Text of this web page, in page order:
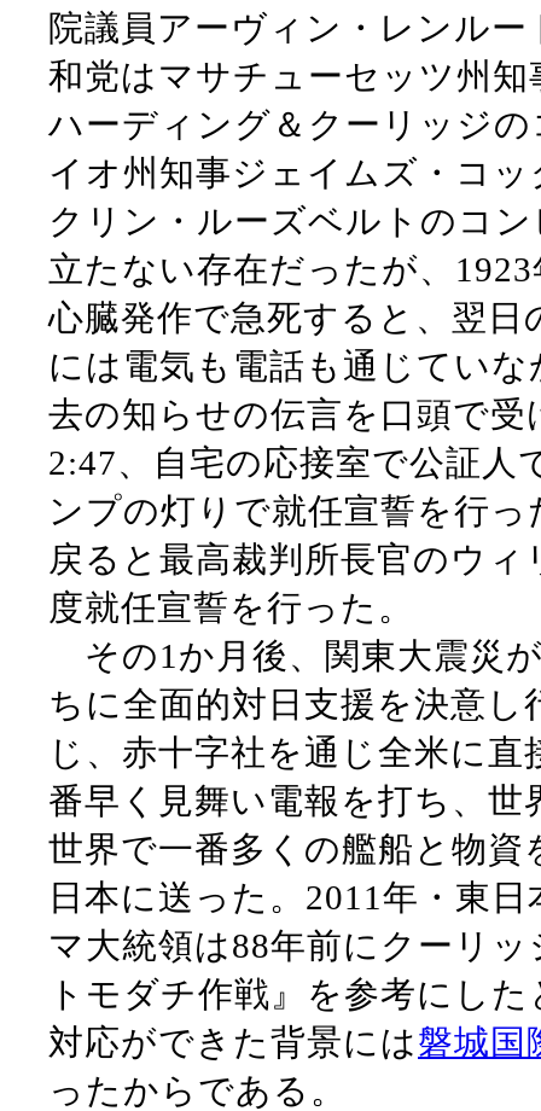
院議員アーヴィン・レンル
和党はマサチューセッツ州
ハーディング＆クーリッジ
イオ州知事ジェイムズ・コ
クリン・ルーズベルトのコ
立たない存在だったが、
心臓発作で急死すると、翌
には電気も電話も通じてい
去の知らせの伝言を口頭で
2:47、自宅の応接室で公証人
ンプの灯りで就任宣誓を行
戻ると最高裁判所長官のウ
度就任宣誓を行った。
その1か月後、関東大震災
ちに全面的対日支援を決意
じ、赤十字社を通じ全米に
番早く見舞い電報を打ち、
世界で一番多くの艦船と物
日本に送った。2011年・東
マ大統領は88年前にクーリ
トモダチ作戦』を参考にし
対応ができた背景には磐城国
ったからである。